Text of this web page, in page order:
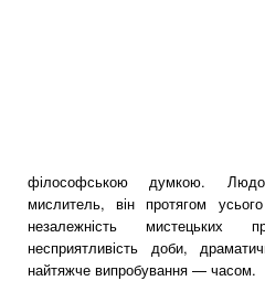
філософською думкою.
мислитель, він протягом
незалежність мистецьких
несприятливість доби,
найтяжче випробування — часом.